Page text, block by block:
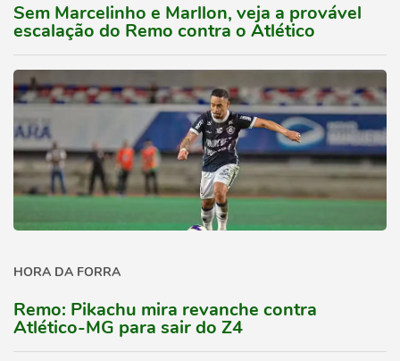
Sem Marcelinho e Marllon, veja a provável
escalação do Remo contra o Atlético
HORA DA FORRA
Remo: Pikachu mira revanche contra
Atlético-MG para sair do Z4